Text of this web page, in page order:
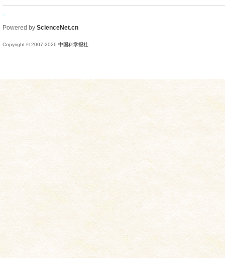
Powered by ScienceNet.cn
Copyright © 2007-2026 中国科学报社